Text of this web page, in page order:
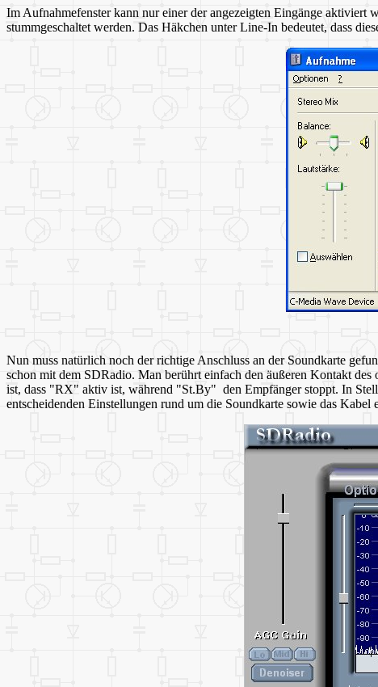
Im Aufnahmefenster kann nur einer der angezeigten Eingänge
stummgeschaltet werden. Das Häkchen unter Line-In bedeutet, dass
Nun muss natürlich noch der richtige Anschluss an der Soundkarte
schon mit dem SDRadio. Man berührt einfach den äußeren Kontakt
ist, dass "RX" aktiv ist, während "St.By" den Empfänger stoppt. In
entscheidenden Einstellungen rund um die Soundkarte sowie das Kabel